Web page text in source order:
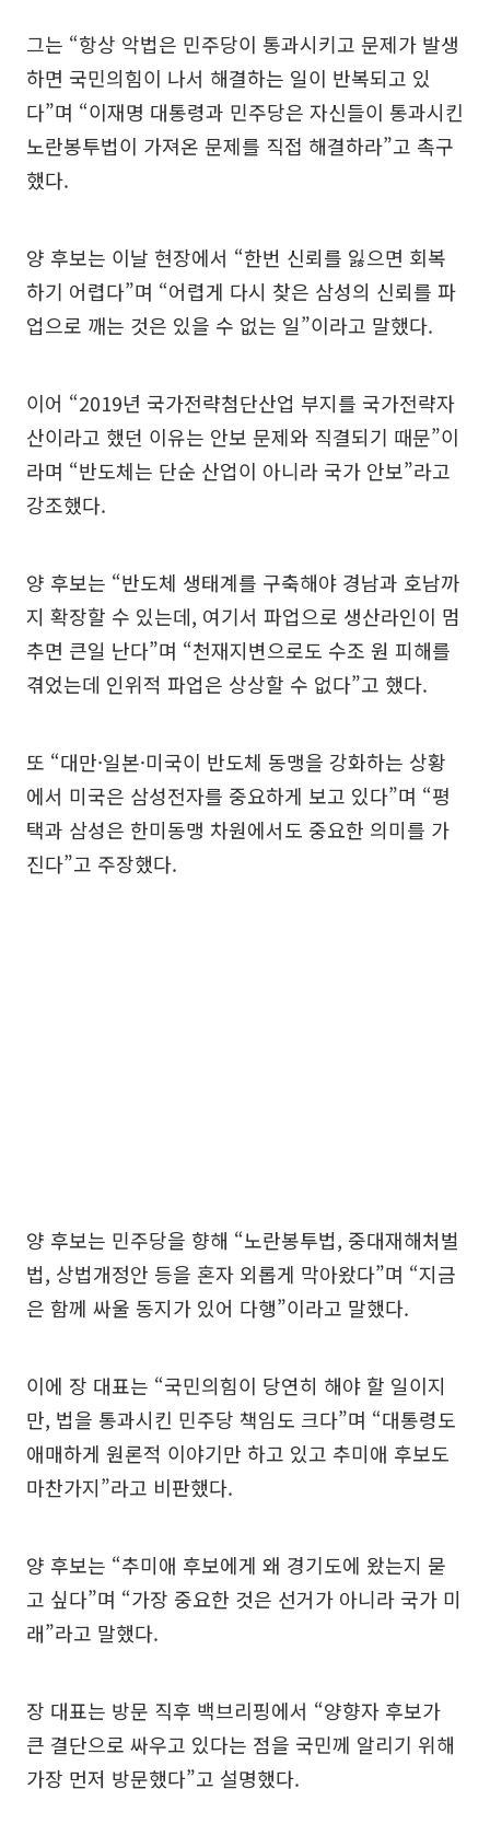
그는 “항상 악법은 민주당이 통과시키고 문제가 발생
하면 국민의힘이 나서 해결하는 일이 반복되고 있
다”며 “이재명 대통령과 민주당은 자신들이 통과시킨
노란봉투법이 가져온 문제를 직접 해결하라”고 촉구
했다.
양 후보는 이날 현장에서 “한번 신뢰를 잃으면 회복
하기 어렵다”며 “어렵게 다시 찾은 삼성의 신뢰를 파
업으로 깨는 것은 있을 수 없는 일”이라고 말했다.
이어 “2019년 국가전략첨단산업 부지를 국가전략자
산이라고 했던 이유는 안보 문제와 직결되기 때문”이
라며 “반도체는 단순 산업이 아니라 국가 안보”라고
강조했다.
양 후보는 “반도체 생태계를 구축해야 경남과 호남까
지 확장할 수 있는데, 여기서 파업으로 생산라인이 멈
추면 큰일 난다”며 “천재지변으로도 수조 원 피해를
겪었는데 인위적 파업은 상상할 수 없다”고 했다.
또 “대만·일본·미국이 반도체 동맹을 강화하는 상황
에서 미국은 삼성전자를 중요하게 보고 있다”며 “평
택과 삼성은 한미동맹 차원에서도 중요한 의미를 가
진다”고 주장했다.
양 후보는 민주당을 향해 “노란봉투법, 중대재해처벌
법, 상법개정안 등을 혼자 외롭게 막아왔다”며 “지금
은 함께 싸울 동지가 있어 다행”이라고 말했다.
이에 장 대표는 “국민의힘이 당연히 해야 할 일이지
만, 법을 통과시킨 민주당 책임도 크다”며 “대통령도
애매하게 원론적 이야기만 하고 있고 추미애 후보도
마찬가지”라고 비판했다.
양 후보는 “추미애 후보에게 왜 경기도에 왔는지 묻
고 싶다”며 “가장 중요한 것은 선거가 아니라 국가 미
래”라고 말했다.
장 대표는 방문 직후 백브리핑에서 “양향자 후보가
큰 결단으로 싸우고 있다는 점을 국민께 알리기 위해
가장 먼저 방문했다”고 설명했다.